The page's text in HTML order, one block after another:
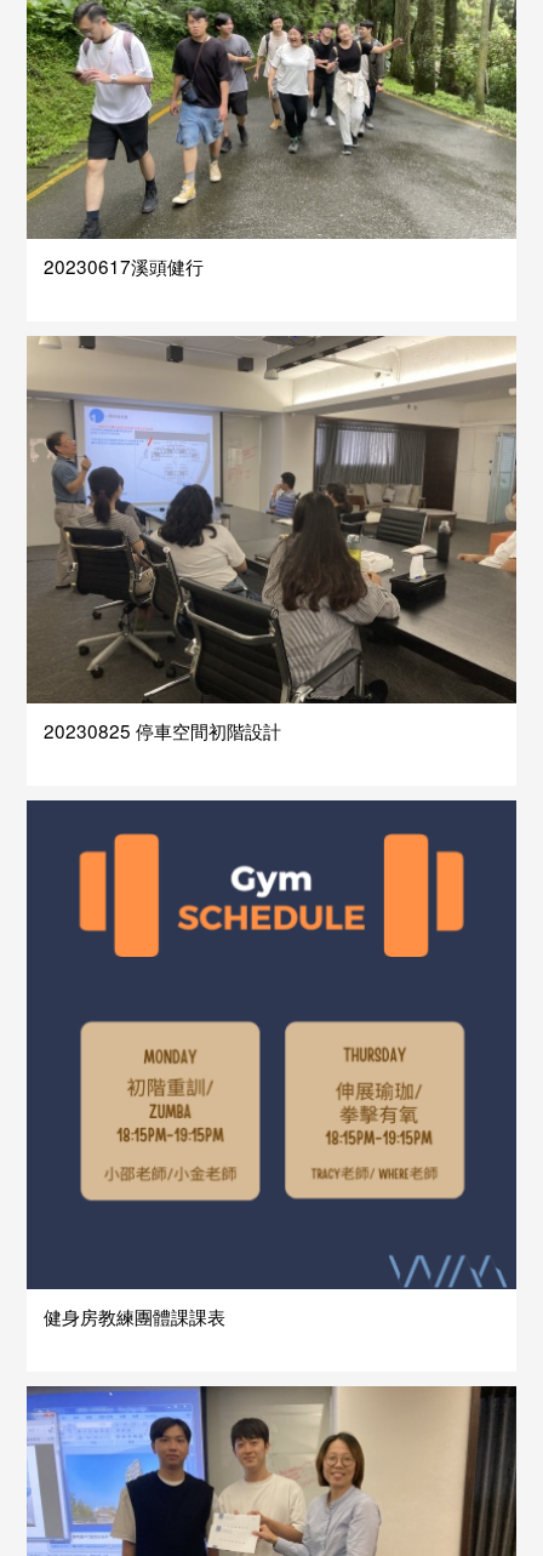
20230617溪頭健行
20230825 停車空間初階設計
健身房教練團體課課表